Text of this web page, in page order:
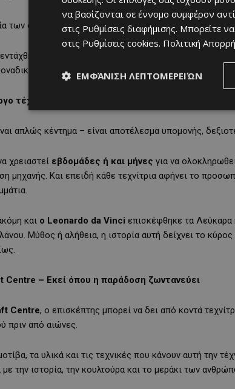
των σχεδίων
επίσημα στον
της αξία.
τέχνης
απλώς κέντημα – είναι αποτέλεσμα υπομονής,
χρειαστεί εβδομάδες ή και μήνες για να
μηχανής. Και επειδή κάθε τεχνίτρια αφήνει το
και ο Leonardo da Vinci επισκέφθηκε τα Λεύκαρα
Μύθος ή αλήθεια, η ιστορία αυτή δείχνει το
Centre – Εκεί όπου η παράδοση ζωντανεύει
Centre, ο επισκέπτης μπορεί να δει από κοντά
πριν από αιώνες.
τα υλικά και τις τεχνικές που κάνουν αυτή την
την ιστορία, την κουλτούρα και το μεράκι των
να βασίζονται σε έννομο συμφέρον
στις Ρυθμίσεις διαφήμισης. Μπορείτε
στις Ρυθμίσεις cookies. Πολιτική
ΕΜΦΆΝΙΣΗ ΛΕΠΤΟΜΕΡΕΙΏΝ